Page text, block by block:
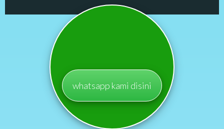
whatsapp kami disini